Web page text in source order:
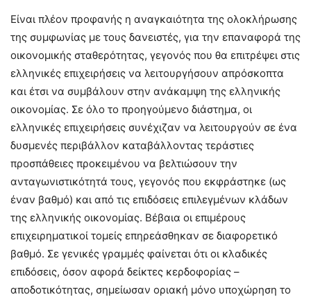
Είναι πλέον προφανής η αναγκαιότητα της ολοκλήρωσης
της συμφωνίας με τους δανειστές, για την επαναφορά της
οικονομικής σταθερότητας, γεγονός που θα επιτρέψει στις
ελληνικές επιχειρήσεις να λειτουργήσουν απρόσκοπτα
και έτσι να συμβάλουν στην ανάκαμψη της ελληνικής
οικονομίας. Σε όλο το προηγούμενο διάστημα, οι
ελληνικές επιχειρήσεις συνέχιζαν να λειτουργούν σε ένα
δυσμενές περιβάλλον καταβάλλοντας τεράστιες
προσπάθειες προκειμένου να βελτιώσουν την
ανταγωνιστικότητά τους, γεγονός που εκφράστηκε (ως
έναν βαθμό) και από τις επιδόσεις επιλεγμένων κλάδων
της ελληνικής οικονομίας. Βέβαια οι επιμέρους
επιχειρηματικοί τομείς επηρεάσθηκαν σε διαφορετικό
βαθμό. Σε γενικές γραμμές φαίνεται ότι οι κλαδικές
επιδόσεις, όσον αφορά δείκτες κερδοφορίας –
αποδοτικότητας, σημείωσαν οριακή μόνο υποχώρηση το